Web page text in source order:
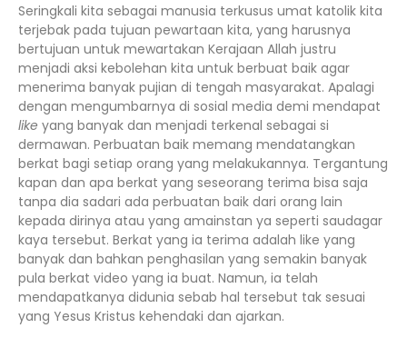
Seringkali kita sebagai manusia terkusus umat katolik kita
terjebak pada tujuan pewartaan kita, yang harusnya
bertujuan untuk mewartakan Kerajaan Allah justru
menjadi aksi kebolehan kita untuk berbuat baik agar
menerima banyak pujian di tengah masyarakat. Apalagi
dengan mengumbarnya di sosial media demi mendapat
like yang banyak dan menjadi terkenal sebagai si
dermawan. Perbuatan baik memang mendatangkan
berkat bagi setiap orang yang melakukannya. Tergantung
kapan dan apa berkat yang seseorang terima bisa saja
tanpa dia sadari ada perbuatan baik dari orang lain
kepada dirinya atau yang amainstan ya seperti saudagar
kaya tersebut. Berkat yang ia terima adalah like yang
banyak dan bahkan penghasilan yang semakin banyak
pula berkat video yang ia buat. Namun, ia telah
mendapatkanya didunia sebab hal tersebut tak sesuai
yang Yesus Kristus kehendaki dan ajarkan.